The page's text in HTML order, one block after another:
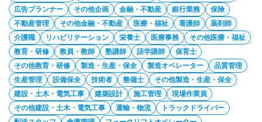
広告プランナー
その他企画 金融・不動産 銀行業務
保険
不動産管理
その他金融・不動産 医療・福祉 看護師
薬剤師
介護職
リハビリテーション 栄養士 医療事務
その他医療・福祉
教育・研修
教員・教師 塾講師 語学講師
保育士
その他教育・研修
製造・生産・保全 製造オペレーター
品質管理
生産管理
設備保全 技術者 整備士
その他製造・生産・保全
建設・土木・電気工事
建築設計 施工管理
現場作業員
その他建設・土木・電気工事
運輸・物流
トラックドライバー